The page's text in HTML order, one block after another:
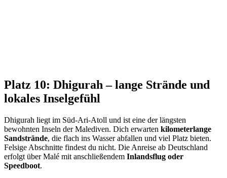
Platz 10: Dhigurah – lange Strände und
lokales Inselgefühl
Dhigurah liegt im Süd-Ari-Atoll und ist eine der längsten
bewohnten Inseln der Malediven. Dich erwarten kilometerlange
Sandstrände, die flach ins Wasser abfallen und viel Platz bieten.
Felsige Abschnitte findest du nicht. Die Anreise ab Deutschland
erfolgt über Malé mit anschließendem Inlandsflug oder
Speedboot.